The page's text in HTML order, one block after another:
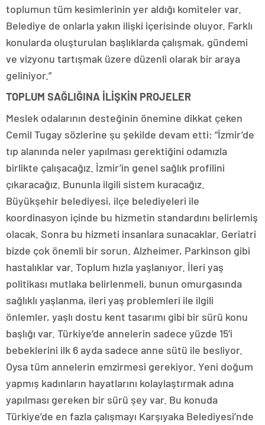
toplumun tüm kesimlerinin yer aldığı komiteler var.
Belediye de onlarla yakın ilişki içerisinde oluyor. Farklı
konularda oluşturulan başlıklarda çalışmak, gündemi
ve vizyonu tartışmak üzere düzenli olarak bir araya
geliniyor.”
TOPLUM SAĞLIĞINA İLİŞKİN PROJELER
Meslek odalarının desteğinin önemine dikkat çeken
Cemil Tugay sözlerine şu şekilde devam etti: “İzmir’de
tıp alanında neler yapılması gerektiğini odamızla
birlikte çalışacağız. İzmir’in genel sağlık profilini
çıkaracağız. Bununla ilgili sistem kuracağız.
Büyükşehir belediyesi, ilçe belediyeleri ile
koordinasyon içinde bu hizmetin standardını belirlemiş
olacak. Sonra bu hizmeti insanlara sunacaklar. Geriatri
bizde çok önemli bir sorun. Alzheimer, Parkinson gibi
hastalıklar var. Toplum hızla yaşlanıyor. İleri yaş
politikası mutlaka belirlenmeli, bunun omurgasında
sağlıklı yaşlanma, ileri yaş problemleri ile ilgili
önlemler, yaşlı dostu kent tasarımı gibi bir sürü konu
başlığı var. Türkiye’de annelerin sadece yüzde 15’i
bebeklerini ilk 6 ayda sadece anne sütü ile besliyor.
Oysa tüm annelerin emzirmesi gerekiyor. Yeni doğum
yapmış kadınların hayatlarını kolaylaştırmak adına
yapılması gereken bir sürü şey var. Bu konuda
Türkiye’de en fazla çalışmayı Karşıyaka Belediyesi’nde